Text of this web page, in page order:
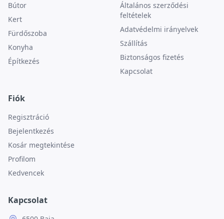
Bútor
Kert
Fürdőszoba
Konyha
Építkezés
Általános szerződési
feltételek
Adatvédelmi irányelvek
Szállítás
Biztonságos fizetés
Kapcsolat
Fiók
Regisztráció
Bejelentkezés
Kosár megtekintése
Profilom
Kedvencek
Kapcsolat